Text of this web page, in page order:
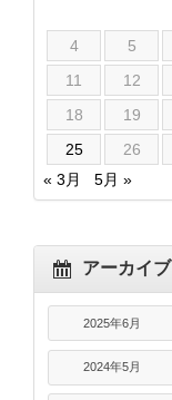
4
5
11
12
18
19
25
26
« 3月
5月 »
アーカイブ
2025年6月
2024年5月